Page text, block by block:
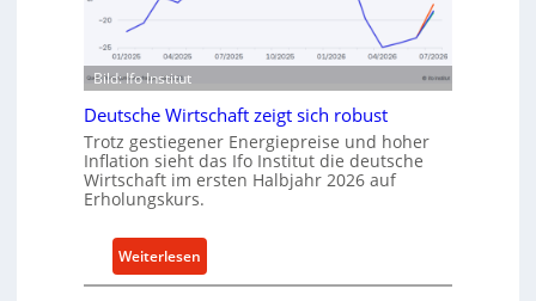
r
i
e
-
s
ü
r
n
a
c
h
a
t
Bild: Ifo Institut
Deutsche Wirtschaft zeigt sich robust
Trotz gestiegener Energiepreise und hoher
Inflation sieht das Ifo Institut die deutsche
Wirtschaft im ersten Halbjahr 2026 auf
Erholungskurs.
Weiterlesen
D